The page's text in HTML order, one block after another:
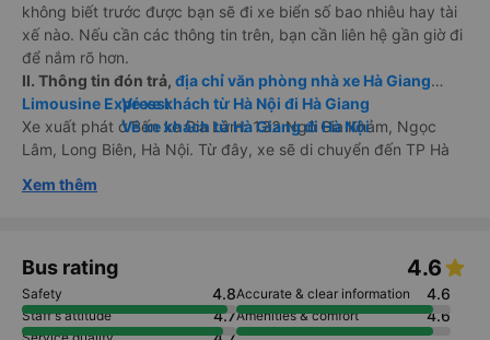
không biết trước được bạn sẽ đi xe biển số bao nhiêu hay tài
xế nào. Nếu cần các thông tin trên, bạn cần liên hệ gần giờ đi
để nắm rõ hơn.
II. Thông tin đón trả, địa chỉ văn phòng nhà xe Hà Giang
Limousine Express:
Xe xuất phát ở Bến xe Gia Lâm: 132 Ngô Gia Khảm, Ngọc
Lâm, Long Biên, Hà Nội. Từ đây, xe sẽ di chuyển đến TP Hà
tại nội thành TP. Hà Nội và TP. Hà Giang.
đường.
Một lưu ý nhỏ là bạn cần phải hỏi kỹ hơn về điểm đón khi đặt
vé khi cần đón xe dọc đường, địa chỉ cung cấp càng cụ thể
Vé xe khách từ Hà Nội đi Hà Giang
Vé xe khách từ Hà Giang đi Hà Nội
Xem thêm
Bus rating 4.6
Safety 4.8Accurate & clear information 4.6
Staff's attitude 4.7Amenities & comfort 4.6